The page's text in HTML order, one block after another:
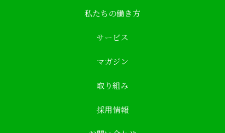
私たちの働き方
サービス
マガジン
取り組み
採用情報